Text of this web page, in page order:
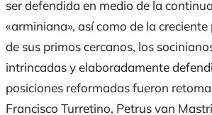
ser defendida en medio de la
«arminiana», así como de la
de sus primos cercanos, los
intrincadas y elaboradamente
posiciones reformadas fueron
Francisco Turretino, Petrus van